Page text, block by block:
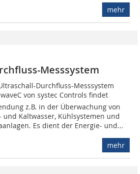
mehr
Messsystem
Durchfluss-Messsystem
von systec Controls findet
z.B. in der Überwachung von
und Kaltwasser, Kühlsystemen und
Es dient der Energie- und...
mehr